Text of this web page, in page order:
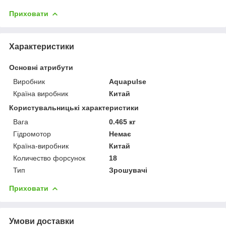
Приховати
Характеристики
Основні атрибути
Виробник
Aquapulse
Країна виробник
Китай
Користувальницькі характеристики
Вага
0.465 кг
Гідромотор
Немає
Країна-виробник
Китай
Количество форсунок
18
Тип
Зрошувачі
Приховати
Умови доставки